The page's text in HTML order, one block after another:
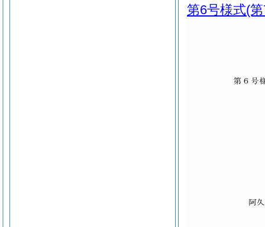
第6号様式(